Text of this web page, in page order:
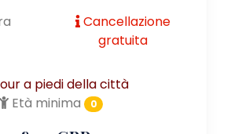
Cancellazione
gratuita
a piedi della città
Età minima
0